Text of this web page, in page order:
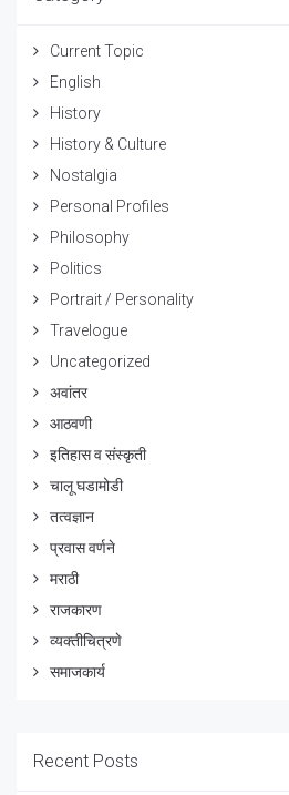
Current Topic
English
History
History & Culture
Nostalgia
Personal Profiles
Philosophy
Politics
Portrait / Personality
Travelogue
Uncategorized
अवांतर
आठवणी
इतिहास व संस्कृती
चालू घडामोडी
तत्वज्ञान
प्रवास वर्णने
मराठी
राजकारण
व्यक्तीचित्रणे
समाजकार्य
Recent Posts